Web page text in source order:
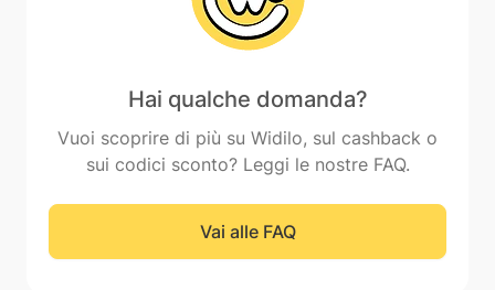
Hai qualche domanda?
Vuoi scoprire di più su Widilo, sul cashback o
sui codici sconto? Leggi le nostre FAQ.
Vai alle FAQ